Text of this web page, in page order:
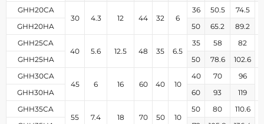
GHH20CA
30
4.3 12 44 32 6
36 50.5
74.5
GHH20HA
50 65.2
89.2
GHH25CA
40
5.6 12.5 48 35 6.5
35 58
82
GHH25HA
50 78.6
102.6
GHH30CA
45
6 16 60 40 10
40 70
96
GHH30HA
60 93
119
GHH35CA
55
7.4 18 70 50 10
50 80
110.6